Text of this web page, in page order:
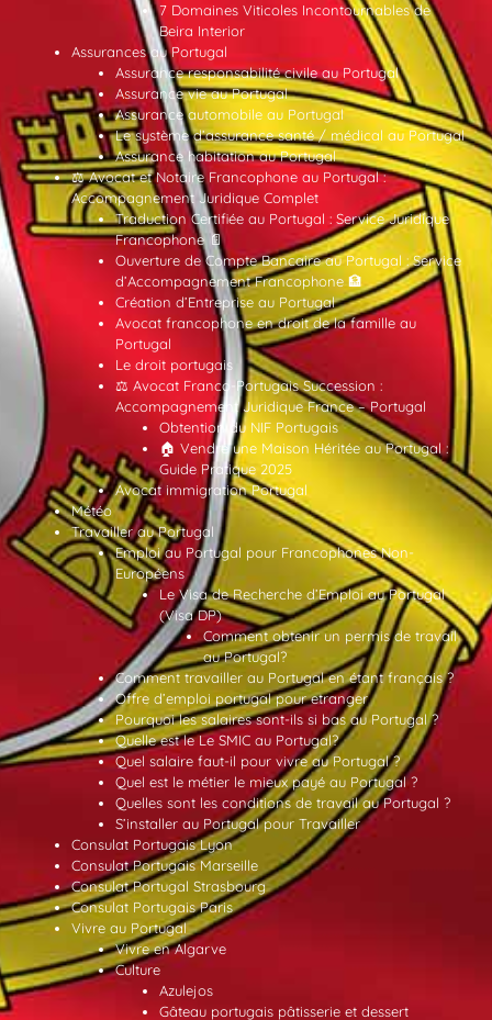
7 Domaines Viticoles Incontournables de
Beira Interior
Assurances au Portugal
Assurance responsabilité civile au Portugal
Assurance vie au Portugal
Assurance automobile au Portugal
Le système d’assurance santé / médical au Portugal
Assurance habitation au Portugal
⚖️ Avocat et Notaire Francophone au Portugal :
Accompagnement Juridique Complet
Traduction Certifiée au Portugal : Service Juridique
Francophone 📄
Ouverture de Compte Bancaire au Portugal : Service
d’Accompagnement Francophone 🏦
Création d’Entreprise au Portugal
Avocat francophone en droit de la famille au
Portugal
Le droit portugais
⚖️ Avocat Franco-Portugais Succession :
Accompagnement Juridique France – Portugal
Obtention du NIF Portugais
🏠 Vendre une Maison Héritée au Portugal :
Guide Pratique 2025
Avocat immigration Portugal
Météo
Travailler au Portugal
Emploi au Portugal pour Francophones Non-
Européens
Le Visa de Recherche d’Emploi au Portugal
(Visa DP)
Comment obtenir un permis de travail
au Portugal?
Comment travailler au Portugal en étant français ?
Offre d’emploi portugal pour etranger
Pourquoi les salaires sont-ils si bas au Portugal ?
Quelle est le Le SMIC au Portugal?
Quel salaire faut-il pour vivre au Portugal ?
Quel est le métier le mieux payé au Portugal ?
Quelles sont les conditions de travail au Portugal ?
S’installer au Portugal pour Travailler
Consulat Portugais Lyon
Consulat Portugais Marseille
Consulat Portugal Strasbourg
Consulat Portugais Paris
Vivre au Portugal
Vivre en Algarve
Culture
Azulejos
Gâteau portugais pâtisserie et dessert